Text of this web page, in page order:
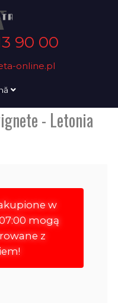
90 00
online.pl
- Letonia
w
mogą
z